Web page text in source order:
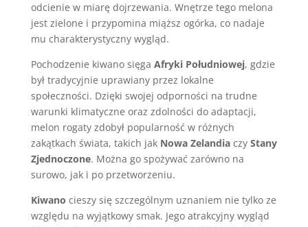
odcienie w miarę dojrzewania. Wnętrze tego melona
jest zielone i przypomina miąższ ogórka, co nadaje
mu charakterystyczny wygląd.
Pochodzenie kiwano sięga Afryki Południowej, gdzie
był tradycyjnie uprawiany przez lokalne
społeczności. Dzięki swojej odporności na trudne
warunki klimatyczne oraz zdolności do adaptacji,
melon rogaty zdobył popularność w różnych
zakątkach świata, takich jak Nowa Zelandiaczy Stany
Zjednoczone. Można go spożywać zarówno na
surowo, jak i po przetworzeniu.
Kiwano cieszy się szczególnym uznaniem nie tylko ze
względu na wyjątkowy smak. Jego atrakcyjny wygląd